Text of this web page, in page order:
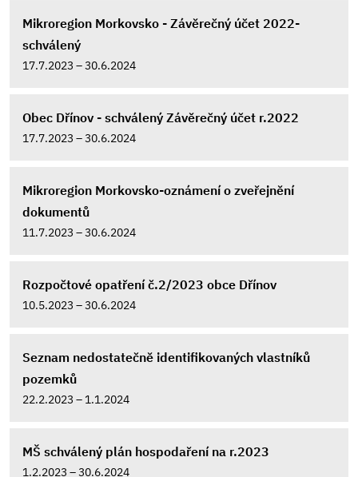
Mikroregion Morkovsko - Závěrečný účet 2022-
schválený
17.7.2023 – 30.6.2024
Obec Dřínov - schválený Závěrečný účet r.2022
17.7.2023 – 30.6.2024
Mikroregion Morkovsko-oznámení o zveřejnění
dokumentů
11.7.2023 – 30.6.2024
Rozpočtové opatření č.2/2023 obce Dřínov
10.5.2023 – 30.6.2024
Seznam nedostatečně identifikovaných vlastníků
pozemků
22.2.2023 – 1.1.2024
MŠ schválený plán hospodaření na r.2023
1.2.2023 – 30.6.2024